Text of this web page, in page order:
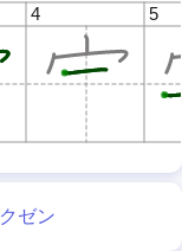
4 5
クゼン